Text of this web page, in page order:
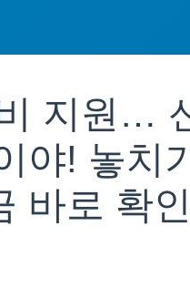
지원…
야! 놓치
바로 확